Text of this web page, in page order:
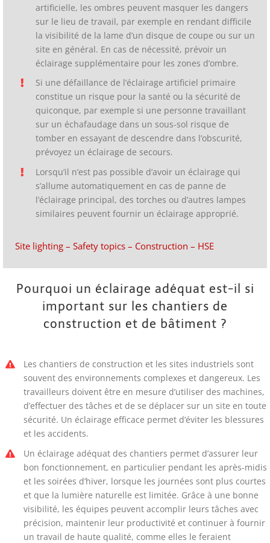
artificielle, les ombres peuvent masquer les dangers
sur le lieu de travail, par exemple en rendant difficile
la visibilité de la lame d’un disque de coupe ou sur un
site en général. En cas de nécessité, prévoir un
éclairage supplémentaire pour les zones d’ombre.
Si une défaillance de l’éclairage artificiel primaire
constitue un risque pour la santé ou la sécurité de
quiconque, par exemple si une personne travaillant
sur un échafaudage dans un sous-sol risque de
tomber en essayant de descendre dans l’obscurité,
prévoyez un éclairage de secours.
Lorsqu’il n’est pas possible d’avoir un éclairage qui
s’allume automatiquement en cas de panne de
l’éclairage principal, des torches ou d’autres lampes
similaires peuvent fournir un éclairage approprié.
Site lighting – Safety topics – Construction – HSE
Pourquoi un éclairage adéquat est-il si
important sur les chantiers de
construction et de bâtiment ?
Les chantiers de construction et les sites industriels sont
souvent des environnements complexes et dangereux. Les
travailleurs doivent être en mesure d’utiliser des machines,
d’effectuer des tâches et de se déplacer sur un site en toute
sécurité. Un éclairage efficace permet d’éviter les blessures
et les accidents.
Un éclairage adéquat des chantiers permet d’assurer leur
bon fonctionnement, en particulier pendant les après-midis
et les soirées d’hiver, lorsque les journées sont plus courtes
et que la lumière naturelle est limitée. Grâce à une bonne
visibilité, les équipes peuvent accomplir leurs tâches avec
précision, maintenir leur productivité et continuer à fournir
un travail de haute qualité, comme elles le feraient